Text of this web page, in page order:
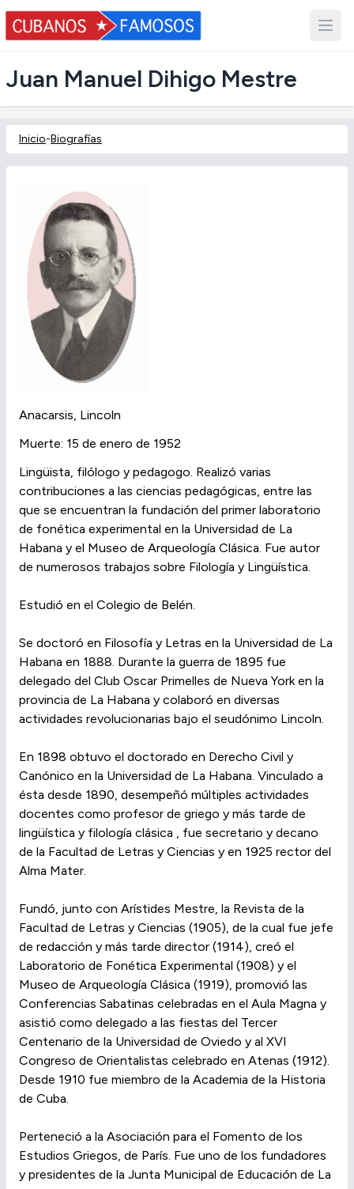
Juan Manuel Dihigo Mestre
Inicio-Biografías
Anacarsis, Lincoln
Muerte: 15 de enero de 1952
Lingüista, filólogo y pedagogo. Realizó varias
contribuciones a las ciencias pedagógicas, entre las
que se encuentran la fundación del primer laboratorio
de fonética experimental en la Universidad de La
Habana y el Museo de Arqueología Clásica. Fue autor
de numerosos trabajos sobre Filología y Lingüística.
Estudió en el Colegio de Belén.
Se doctoró en Filosofía y Letras en la Universidad de La
Habana en 1888. Durante la guerra de 1895 fue
delegado del Club Oscar Primelles de Nueva York en la
provincia de La Habana y colaboró en diversas
actividades revolucionarias bajo el seudónimo Lincoln.
En 1898 obtuvo el doctorado en Derecho Civil y
Canónico en la Universidad de La Habana. Vinculado a
ésta desde 1890, desempeñó múltiples actividades
docentes como profesor de griego y más tarde de
lingüística y filología clásica , fue secretario y decano
de la Facultad de Letras y Ciencias y en 1925 rector del
Alma Mater.
Fundó, junto con Arístides Mestre, la Revista de la
Facultad de Letras y Ciencias (1905), de la cual fue jefe
de redacción y más tarde director (1914), creó el
Laboratorio de Fonética Experimental (1908) y el
Museo de Arqueología Clásica (1919), promovió las
Conferencias Sabatinas celebradas en el Aula Magna y
asistió como delegado a las fiestas del Tercer
Centenario de la Universidad de Oviedo y al XVI
Congreso de Orientalistas celebrado en Atenas (1912).
Desde 1910 fue miembro de la Academia de la Historia
de Cuba.
Perteneció a la Asociación para el Fomento de los
Estudios Griegos, de París. Fue uno de los fundadores
y presidentes de la Junta Municipal de Educación de La